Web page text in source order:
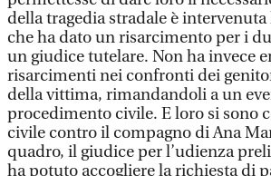
della tragedia stradale è intervenuta
che ha dato un risarcimento per i
un giudice tutelare. Non ha invece
risarcimenti nei confronti dei
della vittima, rimandandoli a un
procedimento civile. E loro si sono
civile contro il compagno di Ana
quadro, il giudice per l’udienza
ha potuto accogliere la richiesta di